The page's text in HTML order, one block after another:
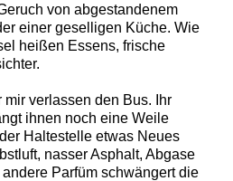
von abgestandenem
einer geselligen Küche. Wie
heißen Essens, frische
verlassen den Bus. Ihr
ihnen noch eine Weile
Haltestelle etwas Neues
nasser Asphalt, Abgase
Parfüm schwängert die